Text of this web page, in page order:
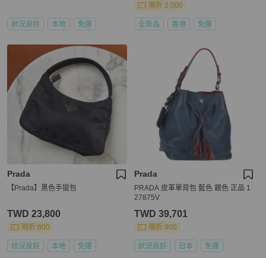
狀況良好 本地 免運
現折 2,000
全新品 香港 免運
Prada
【Prada】黑色手提包
TWD 23,800
現折 800
狀況良好 本地 免運
Prada
PRADA 皮革單背包 藍色 銀色 正品 1
27875V
TWD 39,701
現折 800
狀況良好 日本 免運